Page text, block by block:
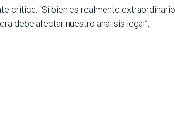
crítico: “Si bien es realmente extraordinario
debe afectar nuestro análisis legal”,